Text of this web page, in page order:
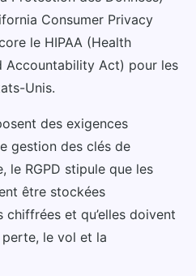
Consumer Privacy
le HIPAA (Health
Accountability Act) pour les
Unis.
des exigences
gestion des clés de
le RGPD stipule que les
être stockées
chiffrées et qu’elles doivent
le vol et la